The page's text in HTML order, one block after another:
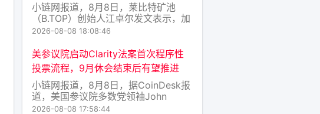
小链网报道，8月8日，莱比特矿池
（B.TOP）创始人江卓尔发文表示，加
密市场场内稳定币还在持续流出，最近
1842亿美元跌至1831亿美元，USDC
从732.8美元跌至721.5亿美元，共计
减少22.3亿美元。 目前这种资
2026-08-08 18:08:46
美参议院启动Clarity法案首次程序性
投票流程，9月休会结束后有望推进
小链网报道，8月8日，据CoinDesk报
道，美国参议院多数党领袖John
Thune在周六凌晨通宵投票会议后，正
2026-08-08 17:58:44